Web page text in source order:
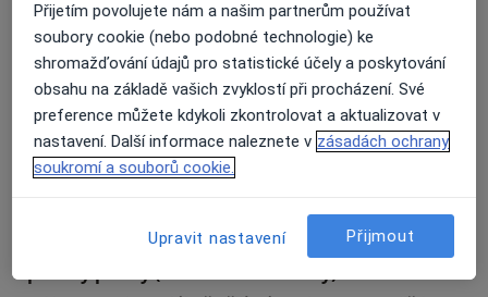
Poliklinika Bor
Přimdská 501, Bor34802
Přiblížit mapuse otevře v nové záložce
Dostupnost
Na této adrese online kalendář není aktivní
Způsoby platby (soukromé návštěvy)
Přijetím povolujete nám a našim partnerům používat
soubory cookie (nebo podobné technologie) ke
shromažďování údajů pro statistické účely a poskytování
obsahu na základě vašich zvyklostí při procházení. Své
preference můžete kdykoli zkontrolovat a aktualizovat v
nastavení. Další informace naleznete v zásadách ochrany
soukromí a souborů cookie.
Upravit nastavení Přijmout